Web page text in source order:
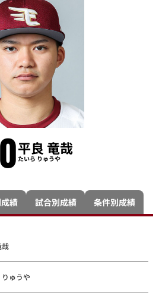
平良 竜哉
たいら りゅうや
績 試合別成績 条件別成績
哉
ゅうや